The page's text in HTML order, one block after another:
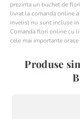
prezinta un buchet de
livrat la comanda online
invelis) nu sunt incluse
Comanda flori online cu
cele mai importante orase
Produse